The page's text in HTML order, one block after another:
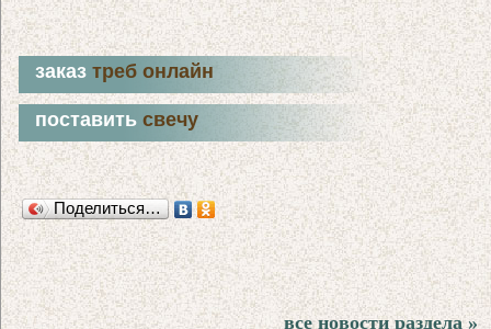
заказтреб онлайн
поставитьсвечу
Поделиться…
все новости раздела »